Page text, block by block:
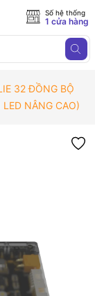
Số hệ thống
1 cửa hàng
32 ĐỒNG BỘ
LED NÂNG CAO)